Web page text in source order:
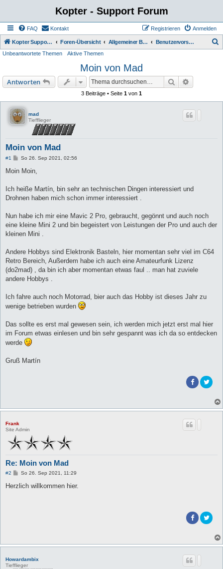
Kopter - Support Forum
FAQ Kontakt Anmelden
Registrieren
Kopter Support - von Anwendern für Anwender. Foren-Übersicht Allgemeiner Bereich Benutzervorstellung
Unbeantwortete Themen Aktive Themen
Moin von Mad
Antworten Suche
3 Beiträge • Seite 1 von 1
mad
Tiefflieger
Moin von Mad
#1
B
i
a
So 26. Sep 2021, 02:56
Moin Moin,
Ich heiße Martín, bin sehr an technischen Dingen interessiert und
Drohnen haben mich schon immer interessiert .
Nun habe ich mir eine Mavic 2 Pro, gebraucht, gegönnt und auch noch
eine kleine Mini 2 und bin begeistert von Leistungen der Pro und auch der
kleinen Mini .
Andere Hobbys sind Elektronik Basteln, hier momentan sehr viel im C64
Retro Bereich, Außerdem habe ich auch eine Amateurfunk Lizenz
(do2mad) , da bin ich aber momentan etwas faul .. man hat zuviele
andere Hobbys .
Ich fahre auch noch Motorrad, bier auch das Hobby ist dieses Jahr zu
wenige betrieben wurden
Das sollte es erst mal gewesen sein, ich werden mich jetzt erst mal hier
im Forum etwas einlesen und bin sehr gespannt was ich da so entdecken
werde
Gruß Martín
Frank
Site Admin
Re: Moin von Mad
#2
B
i
So 26. Sep 2021, 11:29
Herzlich willkommen hier.
Howardambix
Tiefflieger